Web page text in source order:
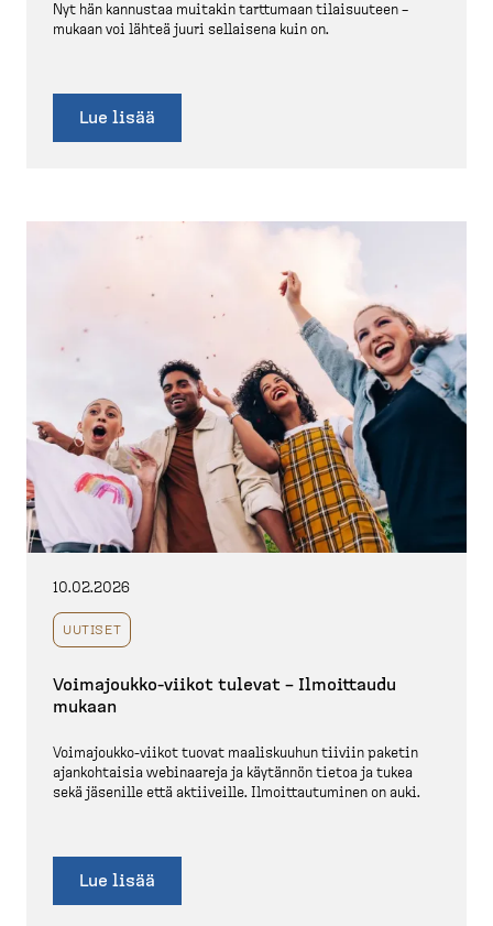
Nyt hän kannustaa muitakin tarttumaan tilaisuuteen –
mukaan voi lähteä juuri sellaisena kuin on.
Lue lisää
10.02.2026
UUTISET
Voimajoukko-​viikot tulevat – Ilmoittaudu
mukaan
Voimajoukko-​viikot tuovat maalis­kuuhun tiiviin paketin
ajankoh­taisia webinaareja ja käytännön tietoa ja tukea
sekä jäsenille että aktiiveille. Ilmoit­tau­tuminen on auki.
Lue lisää